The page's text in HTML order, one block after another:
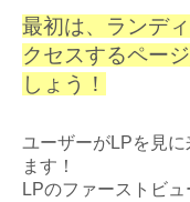
最初は、ランデ
クセスするペー
しょう！
ユーザーがLPを見
ます！
LPのファーストビ